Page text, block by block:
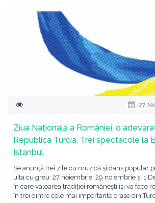
27
Ziua Națională a României, o
Republica Turcia. Trei spectacole la
Istanbul
Se anunță trei zile cu muzică și dans popular
uita cu greu: 27 noiembrie, 29 noiembrie și 1
în care valoarea tradiției românești își va face
în trei dintre cele mai importante orașe din